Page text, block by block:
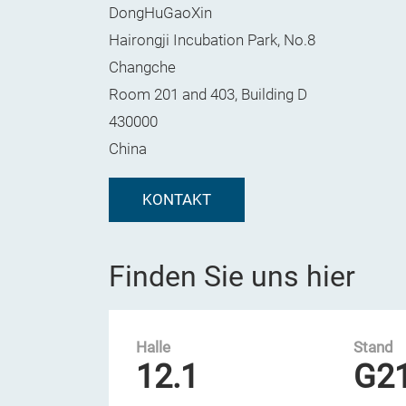
DongHuGaoXin
Hairongji Incubation Park, No.8
Changche
Room 201 and 403, Building D
430000
China
KONTAKT
Finden Sie uns hier
Halle
12.1
Stand